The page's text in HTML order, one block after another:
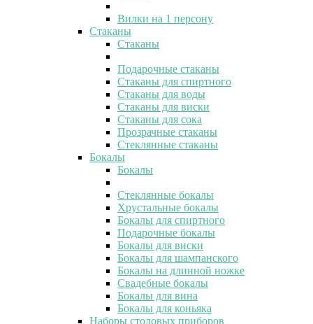
Вилки на 1 персону
Стаканы
Стаканы
Подарочные стаканы
Стаканы для спиртного
Стаканы для воды
Стаканы для виски
Стаканы для сока
Прозрачные стаканы
Стеклянные стаканы
Бокалы
Бокалы
Стеклянные бокалы
Хрустальные бокалы
Бокалы для спиртного
Подарочные бокалы
Бокалы для виски
Бокалы для шампанского
Бокалы на длинной ножке
Свадебные бокалы
Бокалы для вина
Бокалы для коньяка
Наборы столовых приборов